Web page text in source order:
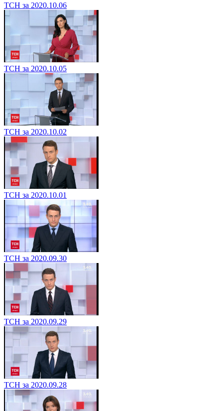
ТСН за 2020.10.06
ТСН за 2020.10.05
ТСН за 2020.10.02
ТСН за 2020.10.01
ТСН за 2020.09.30
ТСН за 2020.09.29
ТСН за 2020.09.28